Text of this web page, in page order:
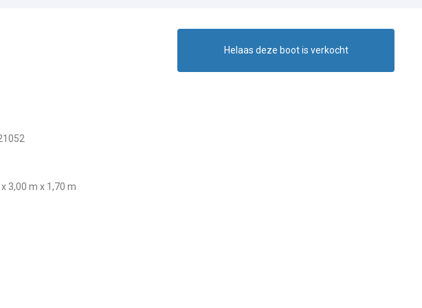
3,00 m x 1,70 m
Helaas deze boot is verkocht